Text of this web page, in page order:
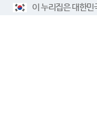
이 누리집은 대한